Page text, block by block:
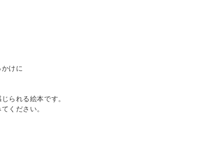
けに
られる絵本です。
ください。